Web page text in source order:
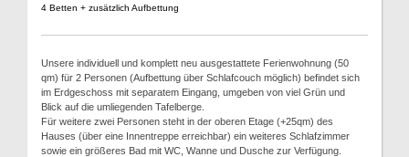
4 Betten + zusätzlich Aufbettung
Unsere individuell und komplett neu ausgestattete Ferienwohnung (50
qm) für 2 Personen (Aufbettung über Schlafcouch möglich) befindet sich
im Erdgeschoss mit separatem Eingang, umgeben von viel Grün und
Blick auf die umliegenden Tafelberge.
Für weitere zwei Personen steht in der oberen Etage (+25qm) des
Hauses (über eine Innentreppe erreichbar) ein weiteres Schlafzimmer
sowie ein größeres Bad mit WC, Wanne und Dusche zur Verfügung.